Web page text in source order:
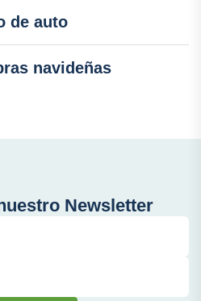
de auto
navideñas
Newsletter